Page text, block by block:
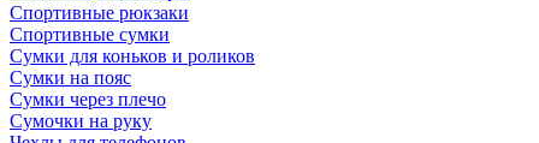
Спортивные рюкзаки
Спортивные сумки
Сумки для коньков и роликов
Сумки на пояс
Сумки через плечо
Сумочки на руку